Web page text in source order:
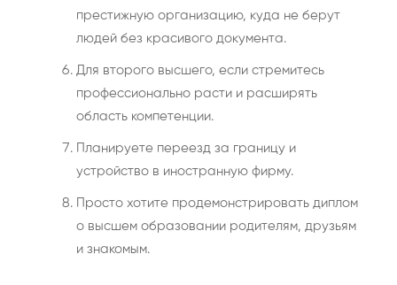
престижную организацию, куда не берут
людей без красивого документа.
Для второго высшего, если стремитесь
профессионально расти и расширять
область компетенции.
Планируете переезд за границу и
устройство в иностранную фирму.
Просто хотите продемонстрировать диплом
о высшем образовании родителям, друзьям
и знакомым.